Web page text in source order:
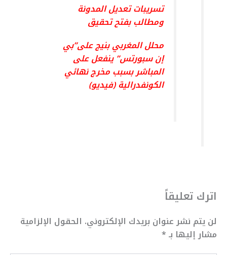
تسريبات تعديل المدونة
ومطالب بفتح تحقيق
محلل المغربي بنيج على”بي
إن سبورتس” ينفعل على
المباشر بسبب مخرج نهائي
الكونفدرالية (فيديو)
اترك تعليقاً
لن يتم نشر عنوان بريدك الإلكتروني. الحقول الإلزامية
مشار إليها بـ*